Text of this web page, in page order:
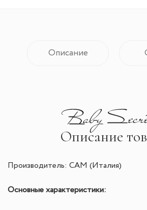
Описание
Описание
Производитель: CAM (Италия)
Основные характеристики: